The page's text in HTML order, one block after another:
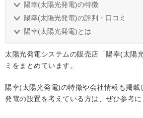
陽幸(太陽光発電)の特徴
陽幸(太陽光発電)の評判・口コミ
陽幸(太陽光発電)とは
太陽光発電システムの販売店「陽幸(太陽
ミをまとめています。
陽幸(太陽光発電)の特徴や会社情報も掲載
発電の設置を考えている方は、ぜひ参考に